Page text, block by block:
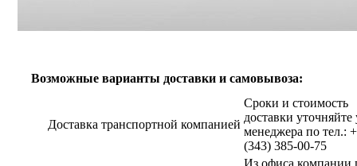
Возможные варианты доставки и самовывоза:
Доставка транспортной компанией
Сроки и стоимость
доставки уточняйте
менеджера по тел.:
(343) 385-00-75
Из офиса компании